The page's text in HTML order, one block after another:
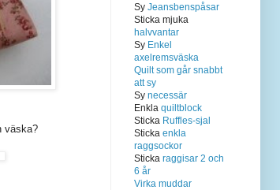
väska?
Sy Jeansbenspåsar
Sticka mjuka
halvvantar
Sy Enkel
axelremsväska
Quilt som går snabbt
att sy
Sy necessär
Enkla quiltblock
Sticka Ruffles-sjal
Sticka enkla
raggsockor
Sticka raggisar 2 och
6 år
Virka muddar